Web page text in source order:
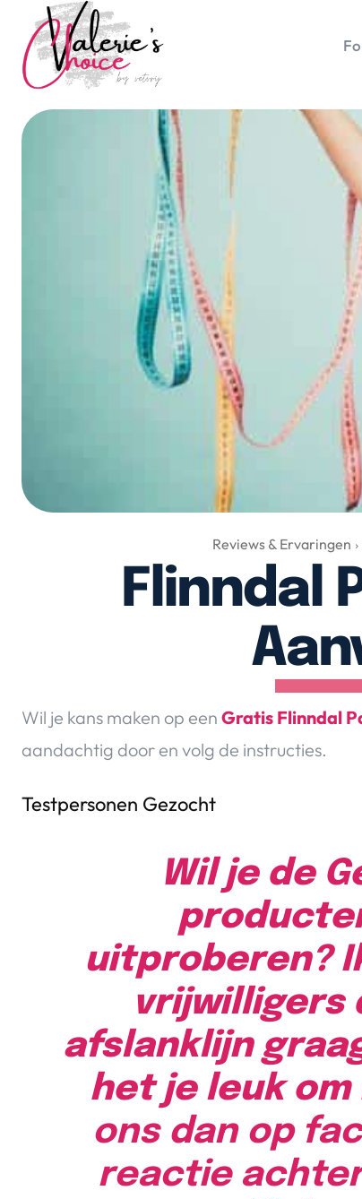
Reviews & Ervaringen
Flinndal
Wil je kans maken op een Gratis Flinndal
aandachtig door en volg de instructies.
Testpersonen Gezocht
Wil je de
uitproberen?
vrijwilligers
afslanklijn
het je leuk
ons dan op
reactie